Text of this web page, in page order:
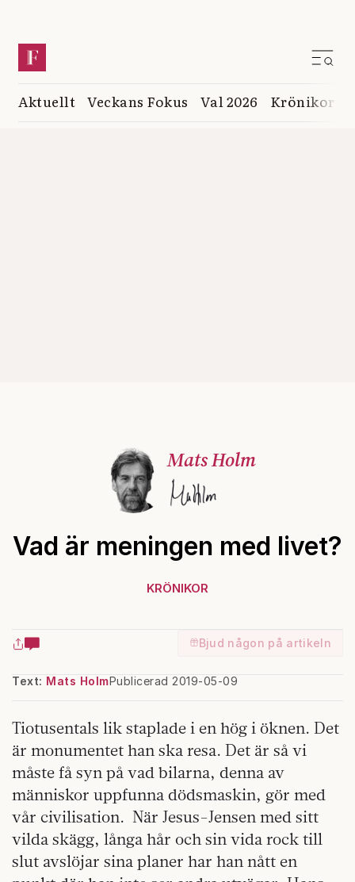
Aktuellt Veckans Fokus Val 2026 Krönikor
Mats Holm
Vad är meningen med livet?
KRÖNIKOR
Bjud någon på artikeln
Text: Mats HolmPublicerad 2019-05-09
Tiotusentals lik staplade i en hög i öknen. Det
är monumentet han ska resa. Det är så vi
måste få syn på vad bilarna, denna av
människor uppfunna dödsmaskin, gör med
vår civilisation. När Jesus-Jensen med sitt
vilda skägg, långa hår och sin vida rock till
slut avslöjar sina planer har han nått en